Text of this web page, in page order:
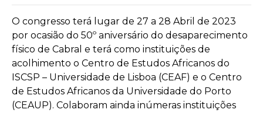
O congresso terá lugar de 27 a 28 Abril de 2023
por ocasião do 50º aniversário do desaparecimento
físico de Cabral e terá como instituições de
acolhimento o Centro de Estudos Africanos do
ISCSP – Universidade de Lisboa (CEAF) e o Centro
de Estudos Africanos da Universidade do Porto
(CEAUP). Colaboram ainda inúmeras instituições